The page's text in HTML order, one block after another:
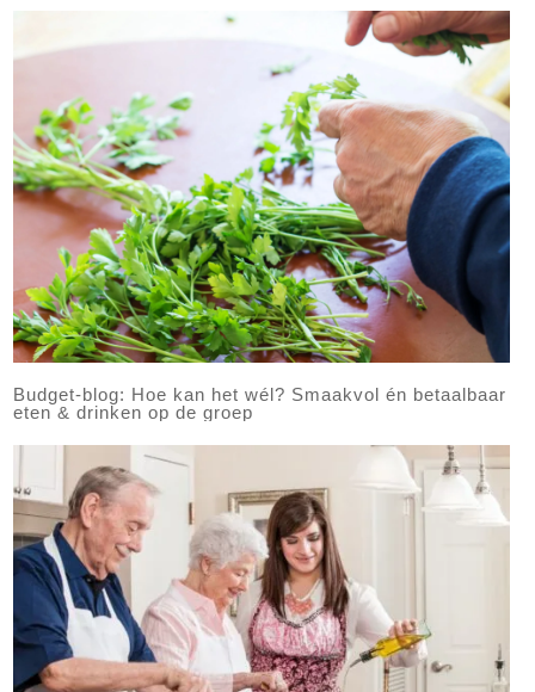
Budget-blog: Hoe kan het wél? Smaakvol én betaalbaar
eten & drinken op de groep